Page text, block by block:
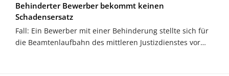
Behinderter Bewerber bekommt keinen
Schadensersatz
Fall: Ein Bewerber mit einer Behinderung stellte sich für
die Beamtenlaufbahn des mittleren Justizdienstes vor…